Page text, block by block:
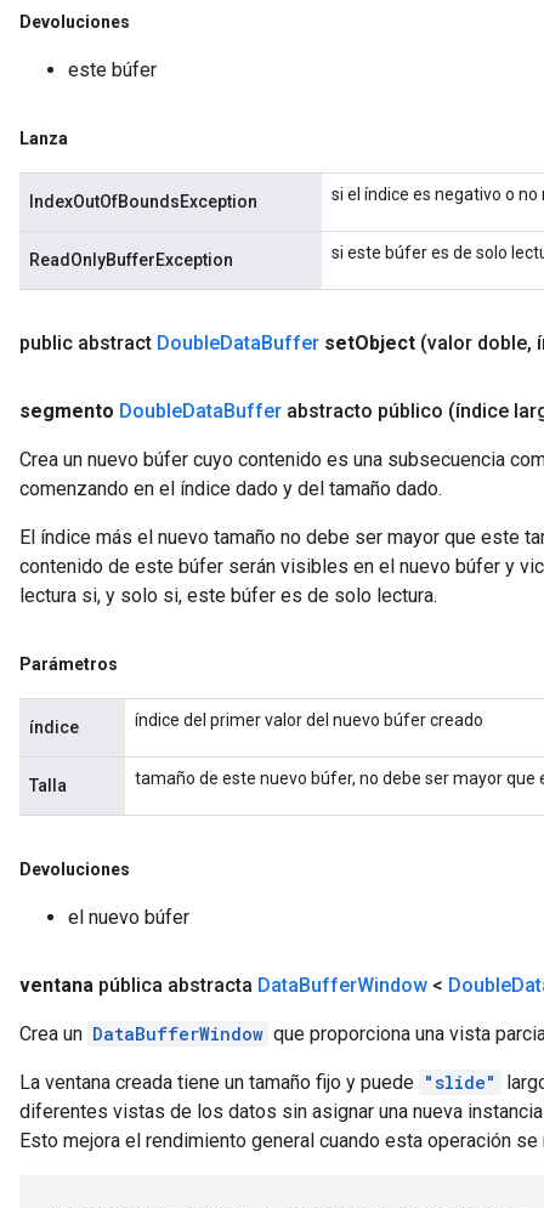
Devoluciones
este búfer
Lanza
IndexOutOfBoundsException si el índice es negativo o
ReadOnlyBufferException si este búfer es de solo
public abstract DoubleDataBuffer setObject (valor doble,
segmento DoubleDataBuffer abstracto público (índice
Crea un nuevo búfer cuyo contenido es una subsecuencia
comenzando en el índice dado y del tamaño dado.
El índice más el nuevo tamaño no debe ser mayor que este
contenido de este búfer serán visibles en el nuevo búfer y
lectura si, y solo si, este búfer es de solo lectura.
Parámetros
índice índice del primer valor del nuevo búfer creado
Talla tamaño de este nuevo búfer, no debe ser mayor que
Devoluciones
el nuevo búfer
ventana pública abstracta DataBufferWindow < Double
Crea un DataBufferWindow que proporciona una vista
La ventana creada tiene un tamaño fijo y puede "slide"
diferentes vistas de los datos sin asignar una nueva
Esto mejora el rendimiento general cuando esta operación